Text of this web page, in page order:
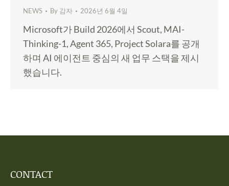
NEWS By 감자 2026년 6월 4일
Microsoft가 Build 2026에서 Scout, MAI-
Thinking-1, Agent 365, Project Solara를 공개
하며 AI 에이전트 중심의 새 업무 스택을 제시
했습니다.
CONTACT